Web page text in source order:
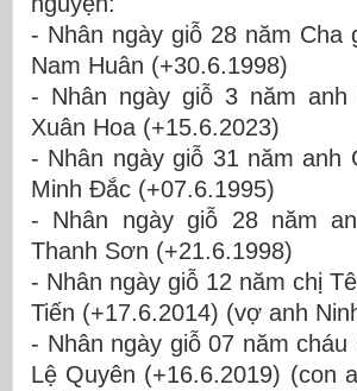
- Nhân ngày giỗ 28 năm Cha
Nam Huân (+30.6.1998)
- Nhân ngày giỗ 3 năm anh
Xuân Hoa (+15.6.2023)
- Nhân ngày giỗ 31 năm anh
Minh Đắc (+07.6.1995)
- Nhân ngày giỗ 28 năm
Thanh Sơn (+21.6.1998)
- Nhân ngày giỗ 12 năm chị
Tiến (+17.6.2014) (vợ anh
- Nhân ngày giỗ 07 năm cháu
Lệ Quyên (+16.6.2019) (con